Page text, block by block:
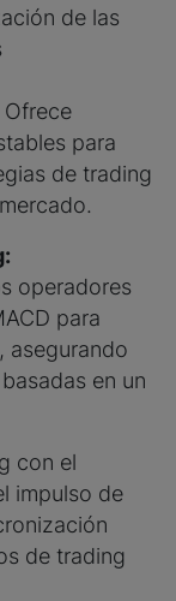
de las
Ofrece
para
de trading
operadores
para
asegurando
en un
con el
impulso de
de trading